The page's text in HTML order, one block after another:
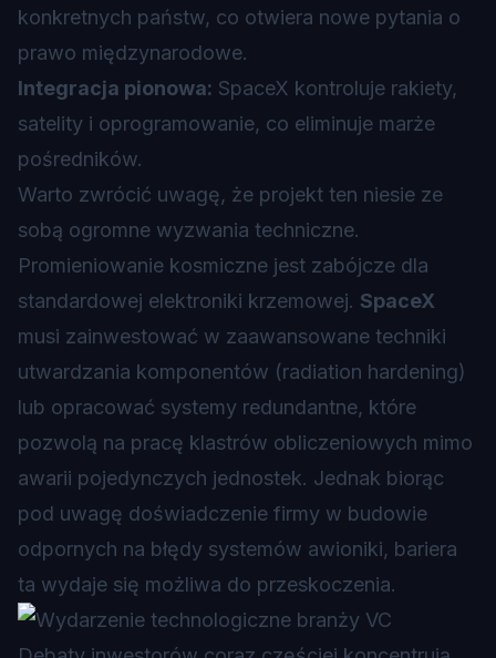
konkretnych państw, co otwiera nowe pytania o
prawo międzynarodowe.
Integracja pionowa: SpaceX kontroluje rakiety,
satelity i oprogramowanie, co eliminuje marże
pośredników.
Warto zwrócić uwagę, że projekt ten niesie ze
sobą ogromne wyzwania techniczne.
Promieniowanie kosmiczne jest zabójcze dla
standardowej elektroniki krzemowej. SpaceX
musi zainwestować w zaawansowane techniki
utwardzania komponentów (radiation hardening)
lub opracować systemy redundantne, które
pozwolą na pracę klastrów obliczeniowych mimo
awarii pojedynczych jednostek. Jednak biorąc
pod uwagę doświadczenie firmy w budowie
odpornych na błędy systemów awioniki, bariera
ta wydaje się możliwa do przeskoczenia.